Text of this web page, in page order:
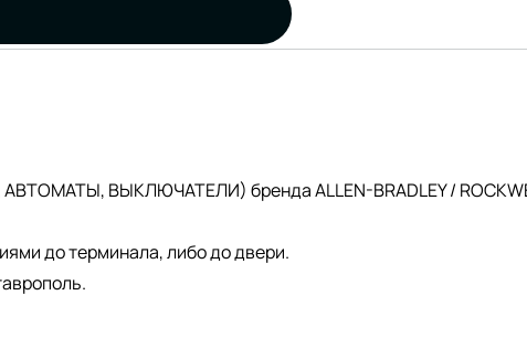
ВЫКЛЮЧАТЕЛИ) бренда ALLEN-BRADLEY /
до терминала, либо до двери.